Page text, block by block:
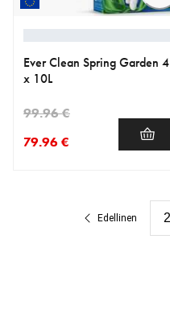
Ever Clean Spring Garden 4
x 10L
79.96 €
99.96 €
Edellinen